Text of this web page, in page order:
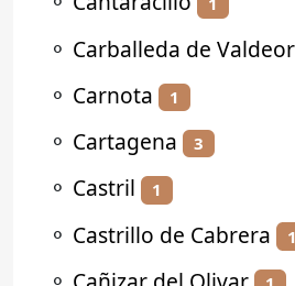
⚬ Carballeda de
⚬ Carnota 1
⚬ Cartagena 3
⚬ Castril 1
⚬ Castrillo de Cabrera 1